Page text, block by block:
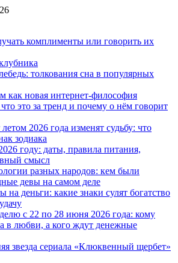
комплименты или говорить их
толкования сна в популярных
как новая интернет-философия
это за тренд и почему о нём говорит
2026 года изменят судьбу: что
зодиака
году: даты, правила питания,
смысл
разных народов: кем были
девы на самом деле
на деньги: какие знаки сулят богатство
с 22 по 28 июня 2026 года: кому
в любви, а кого ждут денежные
звезда сериала «Клюквенный щербет»